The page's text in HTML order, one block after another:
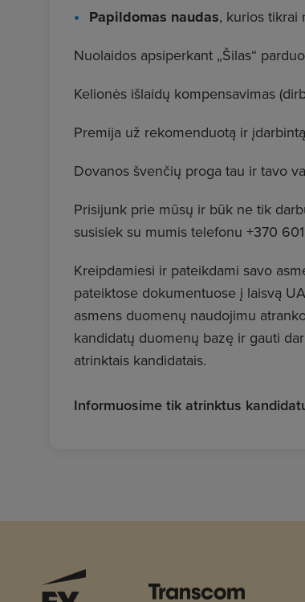
Papildomas naudas, kurios tikrai
Nuolaidos apsiperkant „Šilas“
Kelionės išlaidų kompensavimas
Premija už rekomenduotą ir
Dovanos švenčių proga tau ir tavo
Prisijunk prie mūsų ir būk ne tik
susisiek su mumis telefonu +370
Kreipdamiesi ir pateikdami savo
pateiktose dokumentuose į laisvą
asmens duomenų naudojimu
kandidatų duomenų bazę ir gauti
atrinktais kandidatais.
Informuosime tik atrinktus